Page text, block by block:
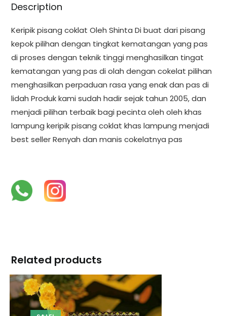
Description
Keripik pisang coklat Oleh Shinta Di buat dari pisang
kepok pilihan dengan tingkat kematangan yang pas
di proses dengan teknik tinggi menghasilkan tingat
kematangan yang pas di olah dengan cokelat pilihan
menghasilkan perpaduan rasa yang enak dan pas di
lidah Produk kami sudah hadir sejak tahun 2005, dan
menjadi pilihan terbaik bagi pecinta oleh oleh khas
lampung keripik pisang coklat khas lampung menjadi
best seller Renyah dan manis cokelatnya pas
Related products